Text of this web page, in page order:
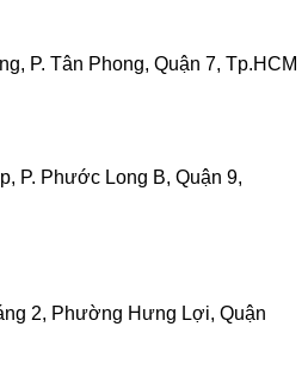
P. Tân Phong, Quận 7, Tp.HCM
P. Phước Long B, Quận 9,
2, Phường Hưng Lợi, Quận